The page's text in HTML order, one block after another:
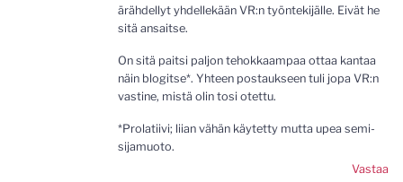
ärähdellyt yhdellekään VR:n työntekijälle. Eivät he
sitä ansaitse.
On sitä paitsi paljon tehokkaampaa ottaa kantaa
näin blogitse*. Yhteen postaukseen tuli jopa VR:n
vastine, mistä olin tosi otettu.
*Prolatiivi; liian vähän käytetty mutta upea semi-
sijamuoto.
Vastaa